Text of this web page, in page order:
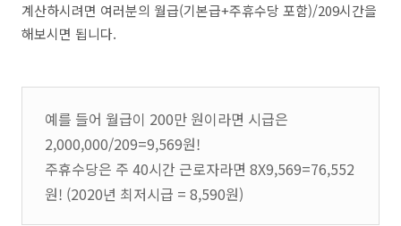
계산하시려면 여러분의 월급(기본급+주휴수당 포함)/209시간을
해보시면 됩니다.
예를 들어 월급이 200만 원이라면 시급은
2,000,000/209=9,569원!
주휴수당은 주 40시간 근로자라면 8X9,569=76,552
원! (2020년 최저시급 = 8,590원)